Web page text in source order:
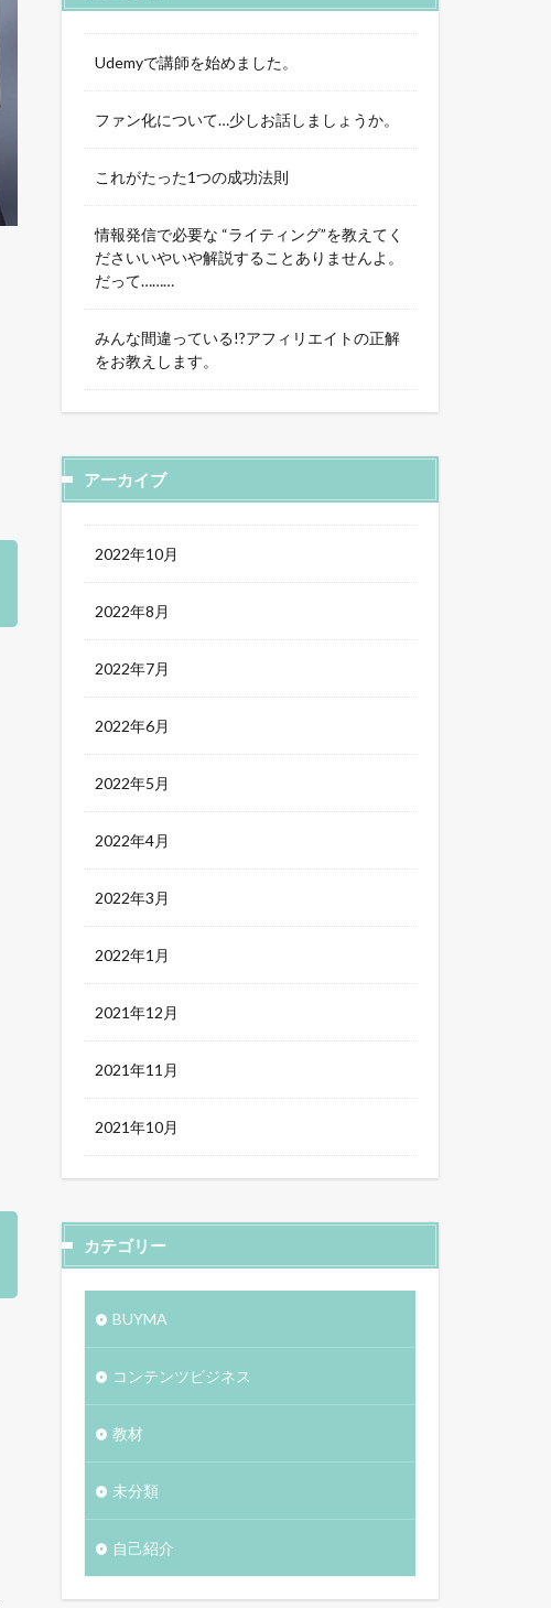
Udemyで講師を始めました。
ファン化について…少しお話しましょうか。
これがたった1つの成功法則
情報発信で必要な “ライティング”を教えてく
ださいいやいや解説することありませんよ。
だって………
みんな間違っている!?アフィリエイトの正解
をお教えします。
アーカイブ
2022年10月
2022年8月
2022年7月
2022年6月
2022年5月
2022年4月
2022年3月
2022年1月
2021年12月
2021年11月
2021年10月
カテゴリー
BUYMA
コンテンツビジネス
教材
未分類
自己紹介